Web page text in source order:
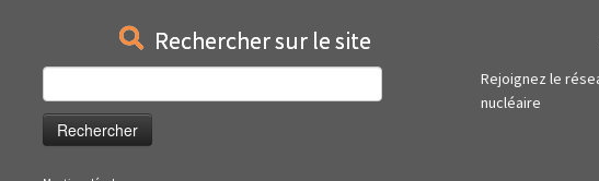
Rechercher sur le site
Rejoignez le
nucléaire